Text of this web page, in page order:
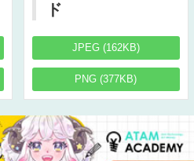
ド
JPEG (162KB)
PNG (377KB)